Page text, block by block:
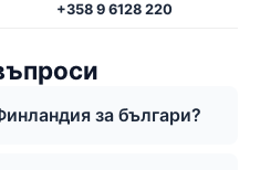
+358 9 6128 220
за българи?